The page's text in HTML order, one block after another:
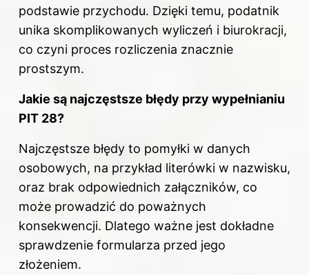
podstawie przychodu. Dzięki temu, podatnik
unika skomplikowanych wyliczeń i biurokracji,
co czyni proces rozliczenia znacznie
prostszym.
Jakie są najczęstsze błędy przy wypełnianiu
PIT 28?
Najczęstsze błędy to pomyłki w danych
osobowych, na przykład literówki w nazwisku,
oraz brak odpowiednich załączników, co
może prowadzić do poważnych
konsekwencji. Dlatego ważne jest dokładne
sprawdzenie formularza przed jego
złożeniem.